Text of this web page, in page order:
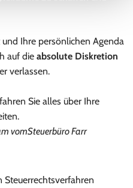
Ihre persönlichen Agenda
auf die absolute Diskretion
verlassen.
Sie alles über Ihre
vomSteuerbüro Farr
Steuerrechtsverfahren